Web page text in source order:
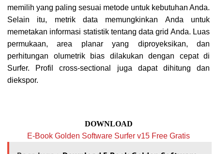
memilih yang paling sesuai metode untuk kebutuhan Anda.
Selain itu, metrik data memungkinkan Anda untuk
memetakan informasi statistik tentang data grid Anda. Luas
permukaan, area planar yang diproyeksikan, dan
perhitungan olumetrik bias dilakukan dengan cepat di
Surfer. Profil cross-sectional juga dapat dihitung dan
diekspor.
DOWNLOAD
E-Book Golden Software Surfer v15 Free Gratis